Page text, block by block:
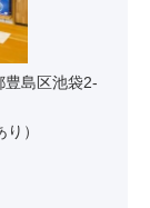
豊島区池袋2-
）